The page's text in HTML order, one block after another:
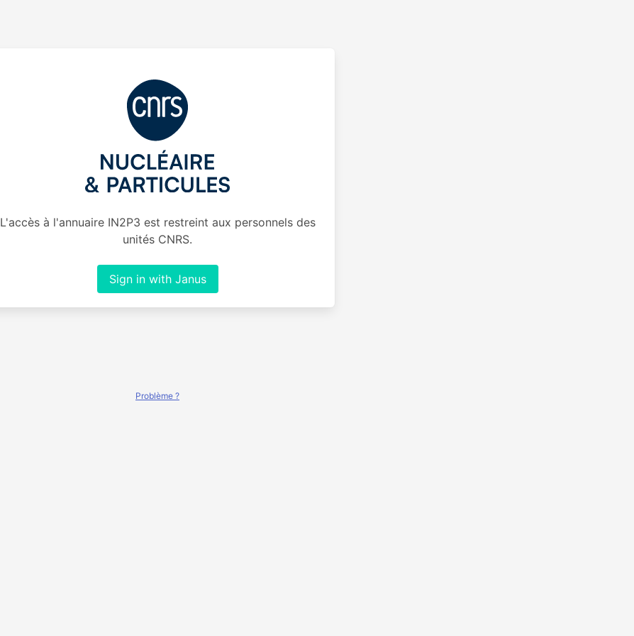
L'accès à l'annuaire IN2P3 est restreint aux personnels des
unités CNRS.
Sign in with Janus
Problème ?